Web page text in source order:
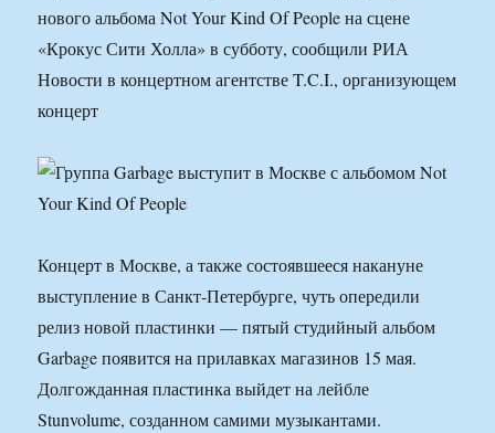
нового альбома Not Your Kind Of People на сцене
«Крокус Сити Холла» в субботу, сообщили РИА
Новости в концертном агентстве T.C.I., организующем
концерт
Концерт в Москве, а также состоявшееся накануне
выступление в Санкт-Петербурге, чуть опередили
релиз новой пластинки — пятый студийный альбом
Garbage появится на прилавках магазинов 15 мая.
Долгожданная пластинка выйдет на лейбле
Stunvolume, созданном самими музыкантами.